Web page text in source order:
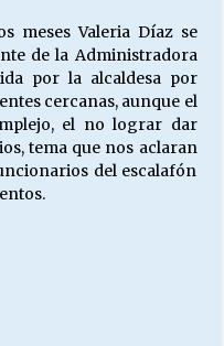
Novarum a 135 años. “La
Our Souls (Salvar
sueldo?
meses Valeria Díaz se
de la Administradora
por la alcaldesa por
cercanas, aunque el
el no lograr dar
tema que nos aclaran
del escalafón